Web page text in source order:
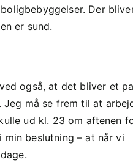
Der
er sund.
også, at det bliver et
må se frem til at
ud kl. 23 om aftenen
beslutning – at når vi